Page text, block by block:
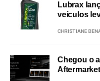
Lubrax
veículos
CHRISTIANE
Chegou o